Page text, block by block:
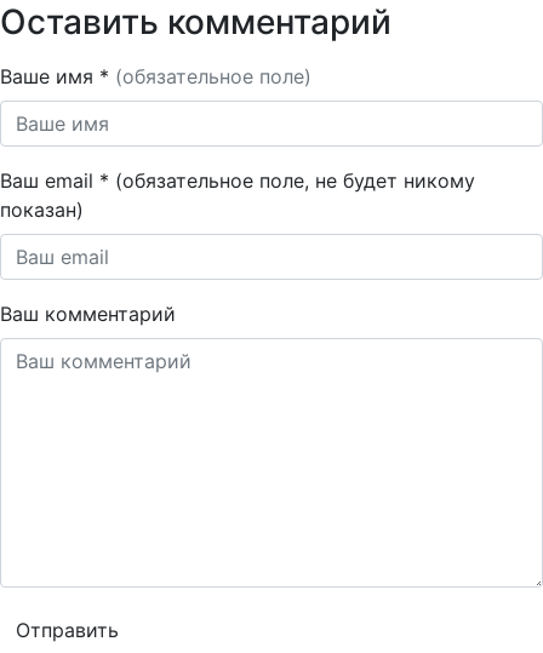
Оставить комментарий
Ваше имя * (обязательное поле)
Ваш email * (обязательное поле, не будет никому
показан)
Ваш комментарий